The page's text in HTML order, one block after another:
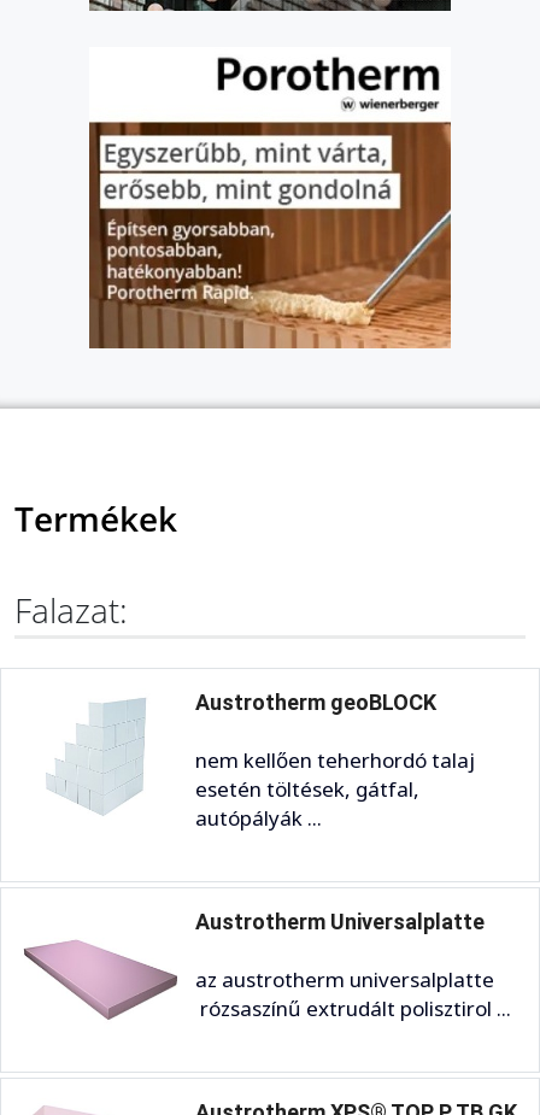
Termékek
Falazat:
Austrotherm geoBLOCK
nem kellően teherhordó talaj
esetén töltések, gátfal,
autópályák ...
Austrotherm Universalplatte
az austrotherm universalplatte
rózsaszínű extrudált polisztirol ...